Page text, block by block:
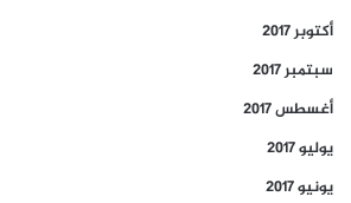
أكتوبر 2017
سبتمبر 2017
أغسطس 2017
يوليو 2017
يونيو 2017